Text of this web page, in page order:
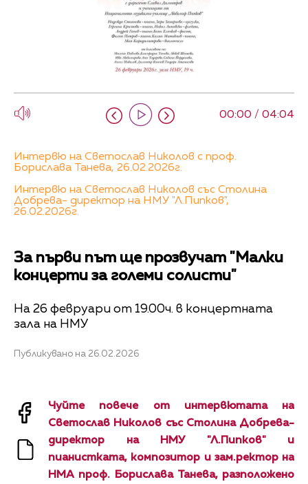
00:00 / 04:04
Интервю на Светослав Николов с проф.
Борислава Танева, 26.02.2026г.
Интервю на Светослав Николов със Столина
Добрева- директор на НМУ "Л.Пипков",
26.02.2026г.
За първи път ще прозвучат "Малки
концерти за големи солисти"
На 26 февруари от 19.00ч. в концертната
зала на НМУ
Публикувано на 26.02.2026
Чуйте повече от интервютата на
Светослав Николов със Столина Добрева-
директор на НМУ "Л.Пипков" и
пианистката, композитор и зам.ректор на
НМА проф. Борислава Танева, разположено